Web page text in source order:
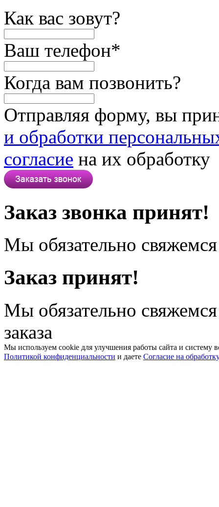
Как вас зовут?
Ваш телефон*
Когда вам позвонить?
Отправляя форму, вы
и обработки
согласие на их обработку
Заказ звонка принят!
Мы обязательно
Заказ принят!
Мы обязательно
заказа
Мы используем cookie для улучшения работы сайта и систему
Политикой конфиденциальности и даете Согласие на